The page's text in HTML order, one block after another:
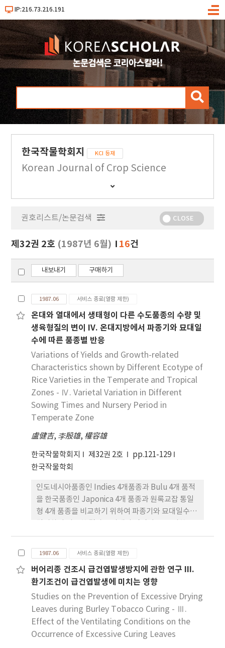
IP:216.73.216.191
메
검
한국작물학회지 KCI 등재
Korean Journal of Crop Science
간
행
보
기
권호리스트/논문검색 CLOSE
제32권 2호 (1987년 6월) 16건
내보내기 구매하기
1987.06 서비스 종료(열람 제한)
온대와 열대에서 생태형이 다른 수도품종의 수량 및
생육형질의 변이 IV. 온대지방에서 파종기와 묘대일
수에 따른 품종별 반응
Variations of Yields and Growth-related
Characteristics shown by Different Ecotype of
Rice Varieties in the Temperate and Tropical
Zones - Ⅳ. Varietal Variation in Different
Sowing Times and Nursery Period in
Temperate Zone
盧健吉, 李殷雄, 權容雄
한국작물학회지 제32권 2호
pp.121-129
한국작물학회
인도네시아품종인 Indies 4개품종과 Bulu 4개 품적
을 한국품종인 Japonica 4개 품종과 원록교잡 통일
형 4개 품종을 비교하기 위하여 파종기와 묘대일수들
Bulu 4개 품종중 Jamu, Putih Gang-sar.
Kesambi Putih 등 3개 품종은 처리한 어떠한 파종
기나 묘대일수에서도 출수치 않았으며 Untup품종
은 조기에 파종한 것 중에서 부대일수가 빠른 구에서
출수하였으나 성숙치는 못하였다. 2. Indica의 만생
종인 Cisadane는 식대일수가 짧은 것은 출수하였으
나 성숙치는 못하였으며 나머지 3개 품종은 처리한 모
든 구에서 출수하여 성숙하였으나 조기파종과 묘대일
수가 짧은 것일수록 수업성적이 좋았다. 3. 한국 품종
1987.06 서비스 종료(열람 제한)
버어리종 건조시 급건엽발생방지에 관한 연구 III.
환기조건이 급건엽발생에 미치는 영향
Studies on the Prevention of Excessive Drying
Leaves during Burley Tobacco Curing - Ⅲ.
Effect of the Ventilating Conditions on the
Occurrence of Excessive Curing Leaves